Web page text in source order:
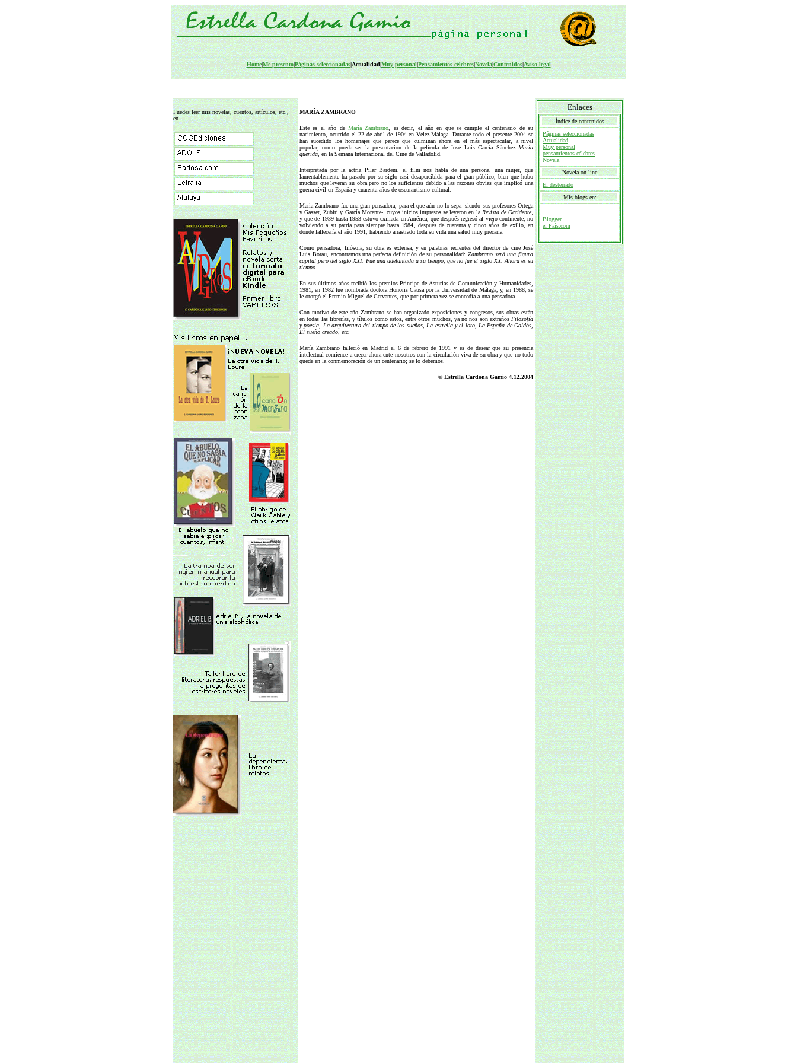
Home|Me presento|Páginas seleccionadas|Actualidad|Muy personal|Pensamientos célebres|Novela|Contenidos|Aviso legal
Puedes leer mis novelas, cuentos, artículos, etc.,
en...
MARÍA ZAMBRANO
Este es el año de María Zambrano , es decir, el año en que se cumple el centenario de su
nacimiento, ocurrido el 22 de abril de 1904 en Vélez-Málaga. Durante todo el presente 2004 se
han sucedido los homenajes que parece que culminan ahora en el más espectacular, a nivel
popular, como pueda ser la presentación de la película de José Luis García Sánchez María
querida, en la Semana Internacional del Cine de Valladolid.
Interpretada por la actriz Pilar Bardem, el film nos habla de una persona, una mujer, que
lamentablemente ha pasado por su siglo casi desapercibida para el gran público, bien que hubo
muchos que leyeran su obra pero no los suficientes debido a las razones obvias que implicó una
guerra civil en España y cuarenta años de oscurantismo cultural.
María Zambrano fue una gran pensadora, para el que aún no lo sepa -siendo sus profesores Ortega
y Gasset, Zubiri y García Morente-, cuyos inicios impresos se leyeron en la Revista de Occidente,
y que de 1939 hasta 1953 estuvo exiliada en América, que después regresó al viejo continente, no
volviendo a su patria para siempre hasta 1984, después de cuarenta y cinco años de exilio, en
donde fallecería el año 1991, habiendo arrastrado toda su vida una salud muy precaria.
Como pensadora, filósofa, su obra es extensa, y en palabras recientes del director de cine José
Luis Borau, encontramos una perfecta definición de su personalidad: Zambrano será una figura
capital pero del siglo XXI. Fue una adelantada a su tiempo, que no fue el siglo XX. Ahora es su
tiempo
En sus últimos años recibió los premios Príncipe de Asturias de Comunicación y Humanidades,
1981, en 1982 fue nombrada doctora Honoris Causa por la Universidad de Málaga, y, en 1988, se
le otorgó el Premio Miguel de Cervantes, que por primera vez se concedía a una pensadora.
Con motivo de este año Zambrano se han organizado exposiciones y congresos, sus obras están
en todas las librerías, y títulos como estos, entre otros muchos, ya no nos son extraños Filosofía
y poesía, La arquitectura del tiempo de los sueños, La estrella y el loto, La España de Galdós,
El sueño creado, etc.
María Zambrano falleció en Madrid el 6 de febrero de 1991 y es de desear que su presencia
intelectual comience a crecer ahora ente nosotros con la circulación viva de su obra y que no todo
quede en la conmemoración de un centenario; se lo debemos.
© Estrella Cardona Gamio 4.12.2004
Enlaces
Índice de contenidos
Páginas seleccionadas
Actualidad
Muy personal
pensamientos célebres
Novela
Novela on line
El desterrado
Mis blogs en:
Blogger
el País.com